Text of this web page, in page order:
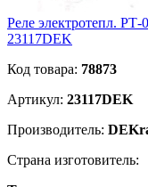
Реле электротепл.
23117DEK
Код товара: 78873
Артикул: 23117DEK
Производитель:
Страна изготовитель: